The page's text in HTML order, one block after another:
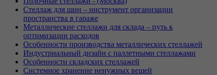
Стеллаж для шин – инструмент организации
пространства в гараже
Металлические стеллажи для склада – путь к
оптимизации расходов
Особенности производства металлических стеллажей
Индустриальный дизайн с паллетными стеллажами
Особенности складских стеллажей
Системное хранение ненужных вещей